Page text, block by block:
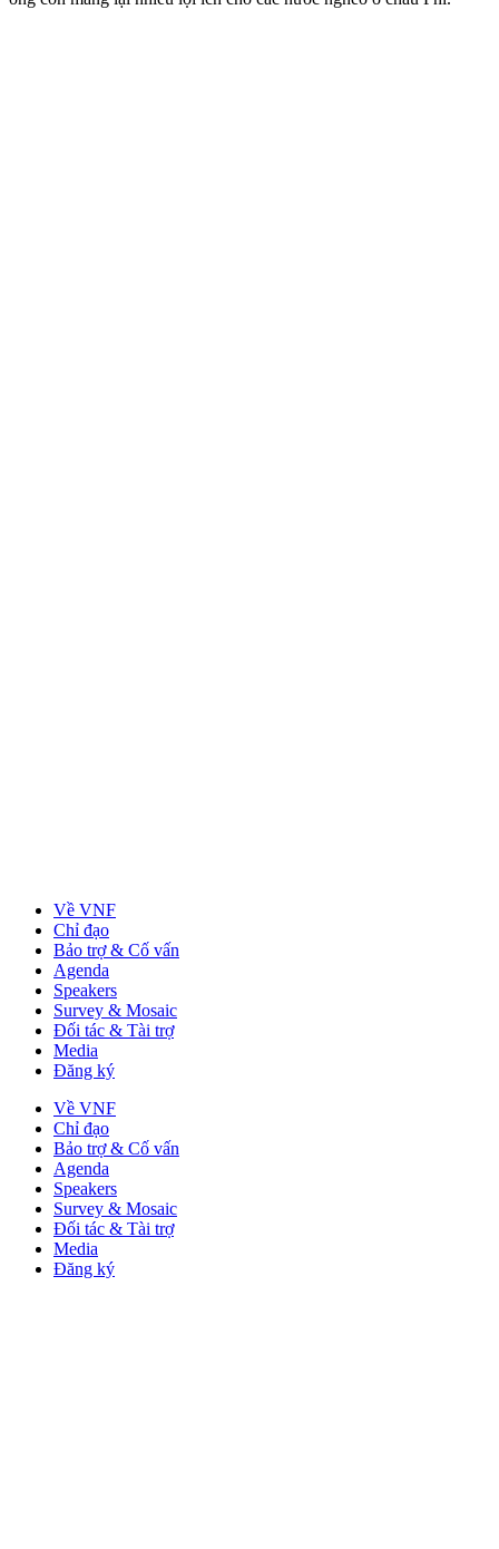
Về VNF
Chỉ đạo
Bảo trợ & Cố vấn
Agenda
Speakers
Survey & Mosaic
Đối tác & Tài trợ
Media
Đăng ký
Về VNF
Chỉ đạo
Bảo trợ & Cố vấn
Agenda
Speakers
Survey & Mosaic
Đối tác & Tài trợ
Media
Đăng ký